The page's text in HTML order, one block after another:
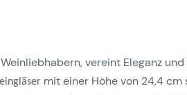
vereint Eleganz
mit einer Höhe von 24,4